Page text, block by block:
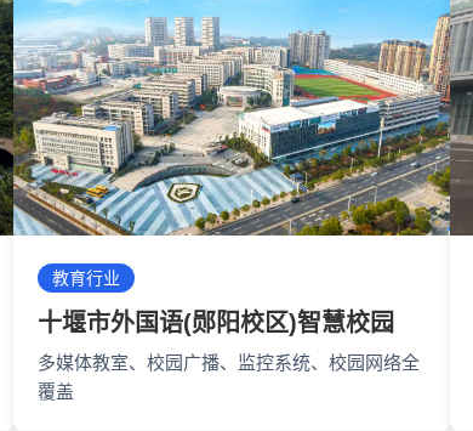
教育行业
十堰市外国语(郧阳校区)智慧校园
多媒体教室、校园广播、监控系统、校园网络全
覆盖